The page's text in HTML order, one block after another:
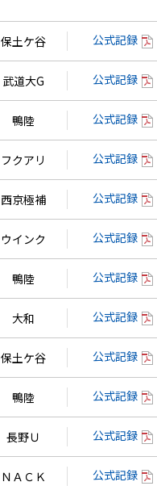
保土ケ谷 公式記録
武道大G 公式記録
鴨陸 公式記録
フクアリ 公式記録
西京極補 公式記録
ウインク 公式記録
鴨陸 公式記録
大和 公式記録
保土ケ谷 公式記録
鴨陸 公式記録
長野Ｕ 公式記録
ＮＡＣＫ 公式記録